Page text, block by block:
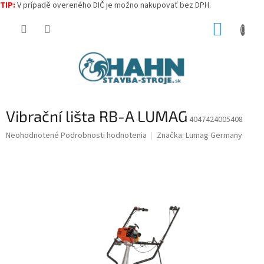
TIP: V prípadě overeného DIČ je možno nakupovať bez DPH.
Vibrační lišta RB-A LUMAG 4047424005408
Priemerné
Neohodnotené Podrobnosti hodnotenia Značka: Lumag Germany